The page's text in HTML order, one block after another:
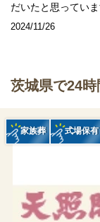
だいたと思ってい
2024/11/26
茨城県で24
家族葬 式場保有